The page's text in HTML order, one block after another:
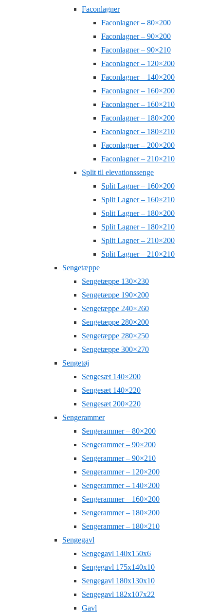
Faconlagner
Faconlagner – 80×200
Faconlagner – 90×200
Faconlagner – 90×210
Faconlagner – 120×200
Faconlagner – 140×200
Faconlagner – 160×200
Faconlagner – 160×210
Faconlagner – 180×200
Faconlagner – 180×210
Faconlagner – 200×200
Faconlagner – 210×210
Split til elevationssenge
Split Lagner – 160×200
Split Lagner – 160×210
Split Lagner – 180×200
Split Lagner – 180×210
Split Lagner – 210×200
Split Lagner – 210×210
Sengetæppe
Sengetæppe 130×230
Sengetæppe 190×200
Sengetæppe 240×260
Sengetæppe 280×200
Sengetæppe 280×250
Sengetæppe 300×270
Sengetøj
Sengesæt 140×200
Sengesæt 140×220
Sengesæt 200×220
Sengerammer
Sengerammer – 80×200
Sengerammer – 90×200
Sengerammer – 90×210
Sengerammer – 120×200
Sengerammer – 140×200
Sengerammer – 160×200
Sengerammer – 180×200
Sengerammer – 180×210
Sengegavl
Sengegavl 140x150x6
Sengegavl 175x140x10
Sengegavl 180x130x10
Sengegavl 182x107x22
Gavl